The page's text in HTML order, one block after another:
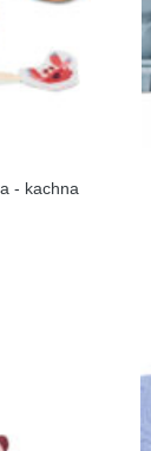
- kachna